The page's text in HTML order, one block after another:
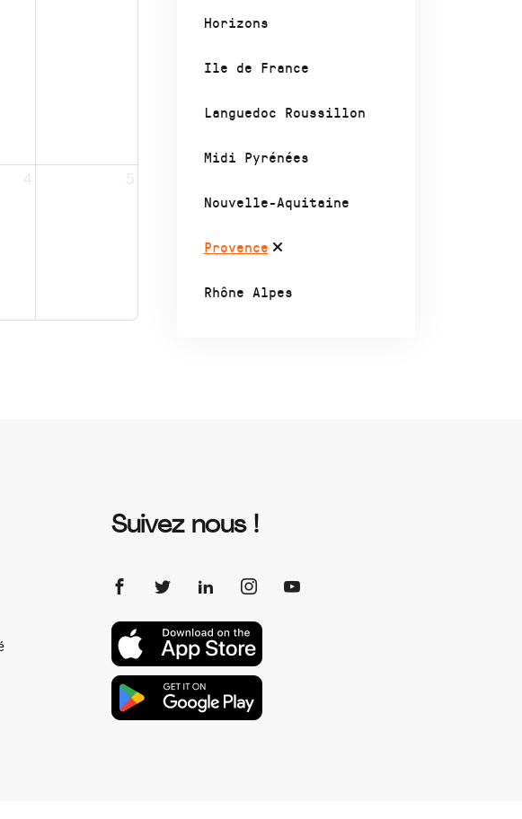
Horizons
Ile de France
Languedoc Roussillon
Midi Pyrénées
Nouvelle-Aquitaine
Provence
Rhône Alpes
4 5
Suivez nous !